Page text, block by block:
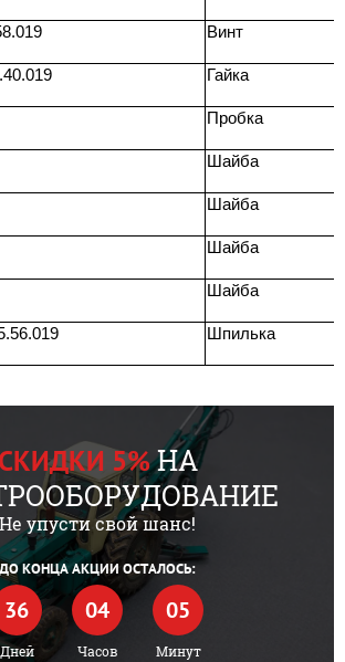
Винт
Гайка
Пробка
Шайба
Шайба
Шайба
Шайба
Шпилька
СКИДКИ 5%НА
Не упусти свой шанс!
ДО КОНЦА АКЦИИ ОСТАЛОСЬ:
36
Дней
04
Часов
05
Минут